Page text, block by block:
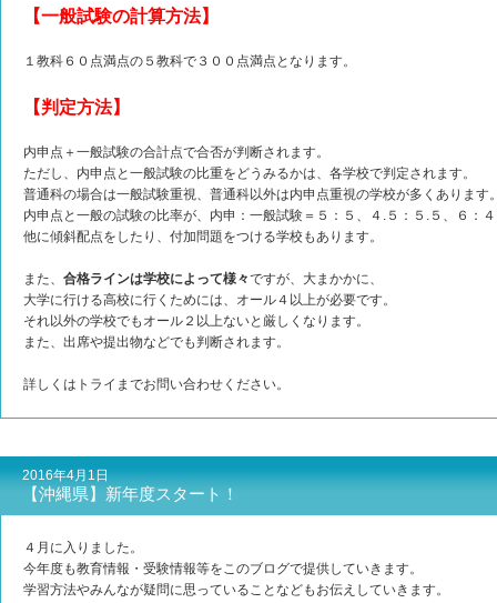
【一般試験の計算方法】
１教科６０点満点の５教科で３００点満点となります。
【判定方法】
内申点＋一般試験の合計点で合否が判断されます。
ただし、内申点と一般試験の比重をどうみるかは、各学校で判定されます。
普通科の場合は一般試験重視、普通科以外は内申点重視の学校が多くあります
内申点と一般の試験の比率が、内申：一般試験＝５：５、４.５：５.５、６：
他に傾斜配点をしたり、付加問題をつける学校もあります。
また、 合格ラインは学校によって様々ですが、大まかかに、
大学に行ける高校に行くためには、オール４以上が必要です。
それ以外の学校でもオール２以上ないと厳しくなります。
また、出席や提出物などでも判断されます。
詳しくはトライまでお問い合わせください。
2016年4月1日
【沖縄県】新年度スタート！
４月に入りました。
今年度も教育情報・受験情報等をこのブログで提供していきます。
学習方法やみんなが疑問に思っていることなどもお伝えしていきます。